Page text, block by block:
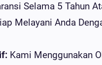
Selama 5 Tahun
Melayani Anda
Kami Menggunakan